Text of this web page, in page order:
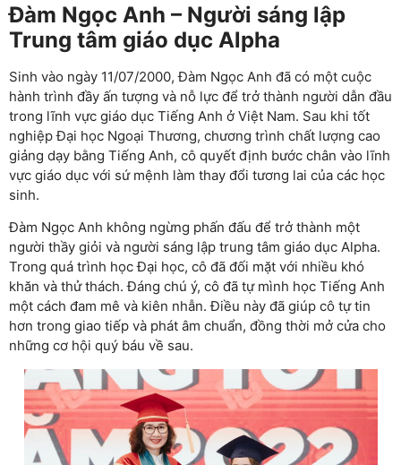
Đàm Ngọc Anh – Người sáng lập
Trung tâm giáo dục Alpha
Sinh vào ngày 11/07/2000, Đàm Ngọc Anh đã có một cuộc
hành trình đầy ấn tượng và nỗ lực để trở thành người dẫn đầu
trong lĩnh vực giáo dục Tiếng Anh ở Việt Nam. Sau khi tốt
nghiệp Đại học Ngoại Thương, chương trình chất lượng cao
giảng dạy bằng Tiếng Anh, cô quyết định bước chân vào lĩnh
vực giáo dục với sứ mệnh làm thay đổi tương lai của các học
sinh.
Đàm Ngọc Anh không ngừng phấn đấu để trở thành một
người thầy giỏi và người sáng lập trung tâm giáo dục Alpha.
Trong quá trình học Đại học, cô đã đối mặt với nhiều khó
khăn và thử thách. Đáng chú ý, cô đã tự mình học Tiếng Anh
một cách đam mê và kiên nhẫn. Điều này đã giúp cô tự tin
hơn trong giao tiếp và phát âm chuẩn, đồng thời mở cửa cho
những cơ hội quý báu về sau.